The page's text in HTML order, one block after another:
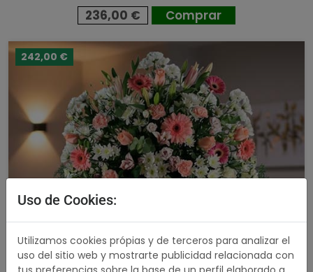
236,00 € Comprar
242,00 €
Uso de Cookies:
Utilizamos cookies própias y de terceros para analizar el
uso del sitio web y mostrarte publicidad relacionada con